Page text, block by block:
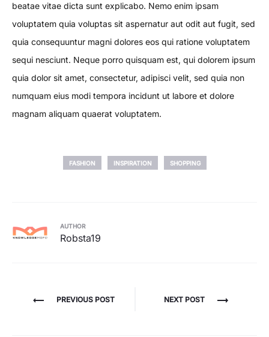
beatae vitae dicta sunt explicabo. Nemo enim ipsam
voluptatem quia voluptas sit aspernatur aut odit aut fugit, sed
quia consequuntur magni dolores eos qui ratione voluptatem
sequi nesciunt. Neque porro quisquam est, qui dolorem ipsum
quia dolor sit amet, consectetur, adipisci velit, sed quia non
numquam eius modi tempora incidunt ut labore et dolore
magnam aliquam quaerat voluptatem.
FASHION INSPIRATION SHOPPING
AUTHOR
Robsta19
Post
PREVIOUS POST NEXT POST